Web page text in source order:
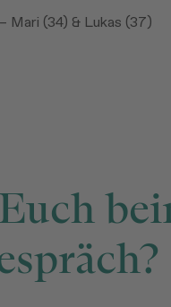
– Mari (34) & Lukas (37)